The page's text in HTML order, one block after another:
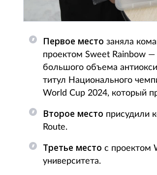
Первое место заняла
проектом Sweet Rainbow
большого объема
титул Национального
World Cup 2024, который
Второе место присудили
Route.
Третье место с проектом
университета.